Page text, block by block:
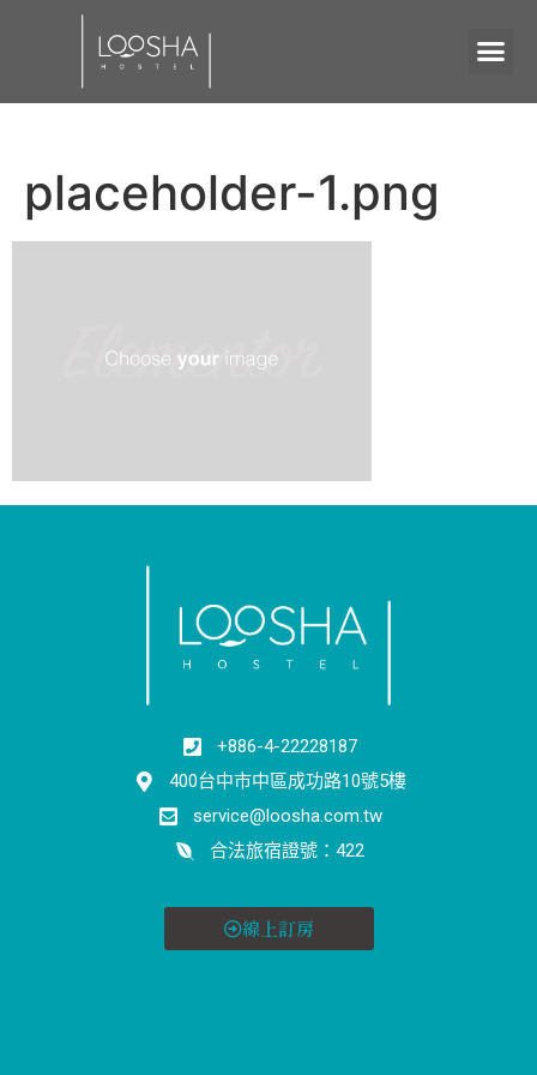
placeholder-1.png
+886-4-22228187
400台中市中區成功路10號5樓
service@loosha.com.tw
合法旅宿證號：422
線上訂房